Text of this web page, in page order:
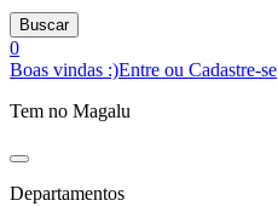
Buscar
0
Boas vindas :)Entre ou Cadastre-se
Tem no Magalu
Departamentos